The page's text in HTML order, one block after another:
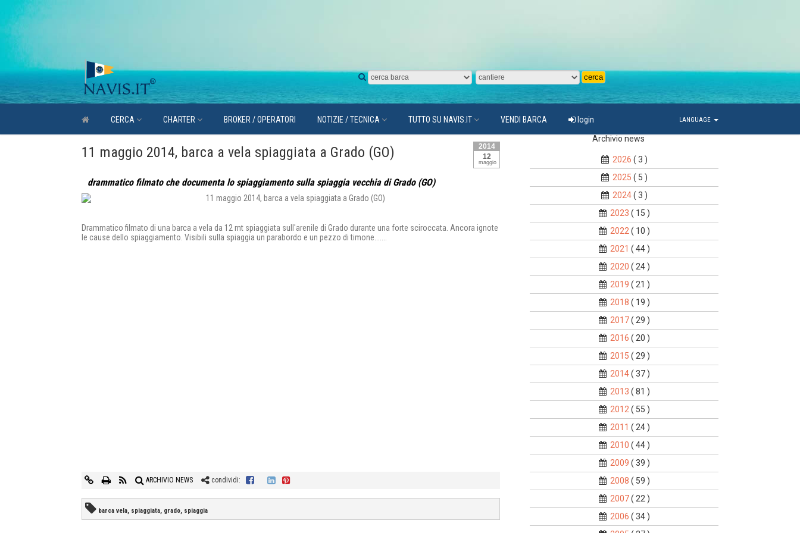
LANGUAGE
CERCA CHARTER BROKER / OPERATORI NOTIZIE / TECNICA TUTTO SU NAVIS.IT VENDI BARCA login
2014
12
maggio
11 maggio 2014, barca a vela spiaggiata a Grado (GO)
drammatico filmato che documenta lo spiaggiamento sulla spiaggia vecchia di Grado (GO)
Drammatico filmato di una barca a vela da 12 mt spiaggiata sull'arenile di Grado durante una forte sciroccata. Ancora ignote
le cause dello spiaggiamento. Visibili sulla spiaggia un parabordo e un pezzo di timone.......
ARCHIVIO NEWS condividi:
barca vela, spiaggiata, grado, spiaggia
Archivio news
2026 ( 3 )
2025 ( 5 )
2024 ( 3 )
2023 ( 15 )
2022 ( 10 )
2021 ( 44 )
2020 ( 24 )
2019 ( 21 )
2018 ( 19 )
2017 ( 29 )
2016 ( 20 )
2015 ( 29 )
2014 ( 37 )
2013 ( 81 )
2012 ( 55 )
2011 ( 24 )
2010 ( 44 )
2009 ( 39 )
2008 ( 59 )
2007 ( 22 )
2006 ( 34 )